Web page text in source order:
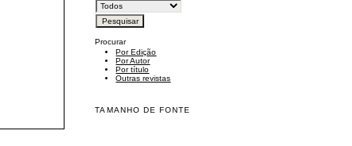
Procurar
Por Edição
Por Autor
Por título
Outras revistas
TAMANHO DE FONTE